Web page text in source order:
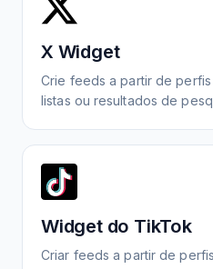
X Widget
Crie feeds a partir de perfis
listas ou resultados de
Widget do TikTok
Criar feeds a partir de